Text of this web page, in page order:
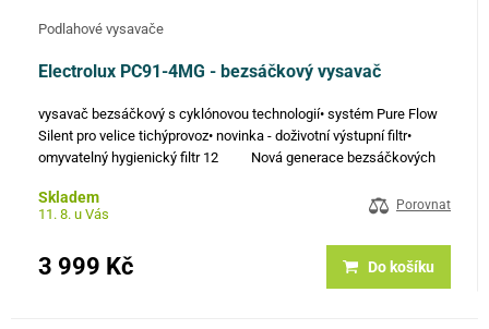
Podlahové vysavače
Electrolux PC91-4MG - bezsáčkový vysavač
vysavač bezsáčkový s cyklónovou technologií• systém Pure Flow
Silent pro velice tichýprovoz• novinka - doživotní výstupní filtr•
omyvatelný hygienický filtr 12 Nová generace bezsáčkových
Skladem
11. 8. u Vás
Porovnat
3 999 Kč Do košíku